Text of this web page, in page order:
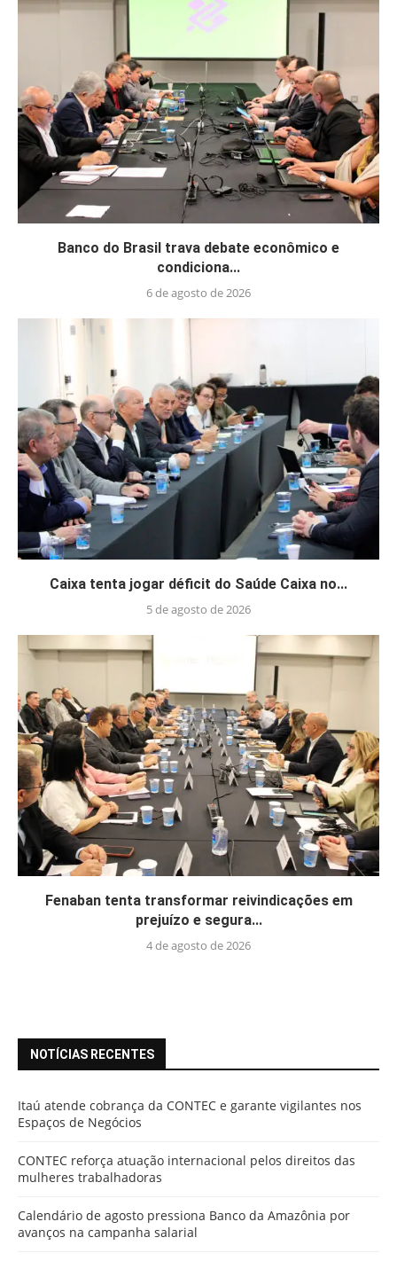
Banco do Brasil trava debate econômico e
condiciona...
6 de agosto de 2026
Caixa tenta jogar déficit do Saúde Caixa no...
5 de agosto de 2026
Fenaban tenta transformar reivindicações em
prejuízo e segura...
4 de agosto de 2026
NOTÍCIAS RECENTES
Itaú atende cobrança da CONTEC e garante vigilantes nos
Espaços de Negócios
CONTEC reforça atuação internacional pelos direitos das
mulheres trabalhadoras
Calendário de agosto pressiona Banco da Amazônia por
avanços na campanha salarial